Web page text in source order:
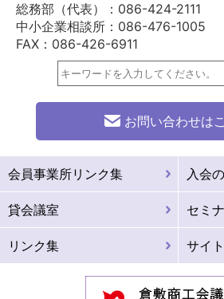
総務部（代表）：086-424-2111
中小企業相談所：086-476-1005
FAX：086-426-6911
お問い合わせは
会員事業所リンク集 入会
貸会議室 セミ
リンク集 サイ